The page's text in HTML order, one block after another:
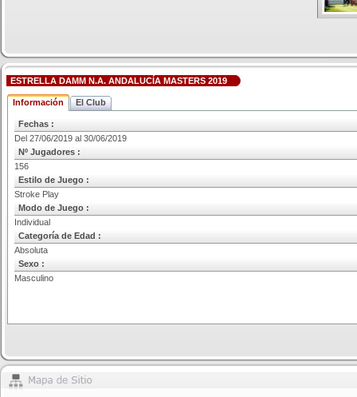
ESTRELLA DAMM N.A. ANDALUCÍA MASTERS 2019
Información El Club
Fechas :
Del 27/06/2019 al 30/06/2019
Nº Jugadores :
156
Estilo de Juego :
Stroke Play
Modo de Juego :
Individual
Categoría de Edad :
Absoluta
Sexo :
Masculino